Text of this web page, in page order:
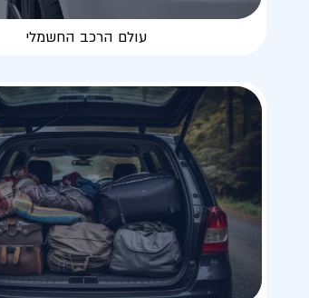
עולם הרכב החשמלי